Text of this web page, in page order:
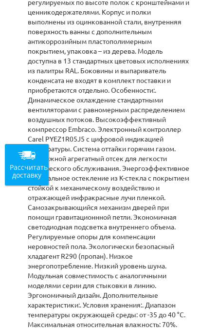
регулируемых по высоте полок с кронштейнами и
ценникодержателями. Корпус и полки
выполнены из оцинкованной стали, внутренняя
поверхность ванны с дополнительным
антикоррозийным пластополимерным
покрытием, упаковка – из дерева. Модель
доступна в 13 стандартных цветовых исполнениях
из палитры RAL. Боковины и выпариватель
конденсата не входят в комплект поставки и
приобретаются отдельно. Особенности:.
Динамическое охлаждение стандартными
вентиляторами с равномерным распределением
воздушных потоков. Высокоэффективный
компрессор Embraco. Электронный контроллер
Carel PYEZ1R05J5 с цифровой индикацией
температуры. Система оттайки горячим газом.
Выдвижной агрегатный отсек для легкости
технического обслуживания. Энергоэффективное
фронтальное остекление из К-стекла с покрытием
стойкой к механическому воздействию и
отражающей инфракрасные лучи пленкой.
Самозакрывающийся механизм дверей при
помощи гравитационнной петли. Экономичная
светодиодная подсветка внутреннего объема.
Регулируемые опоры для компенсации
неровностей пола. Экологически безопасный
хладагент R290 (пропан). Низкое
энергопотребление. Низкий уровень шума.
Модульная совместимость с аналогичными
моделями серии для стыковки в линию.
Эргономичный дизайн. Дополнительные
характеристики:. Условия хранения:. Диапазон
температуры окружающей среды: от -35 до 40 °C.
Максимальная относительная влажность: 70%.
Рассчитать
доставку